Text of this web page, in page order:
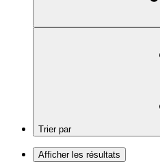
Trier par
Afficher les résultats